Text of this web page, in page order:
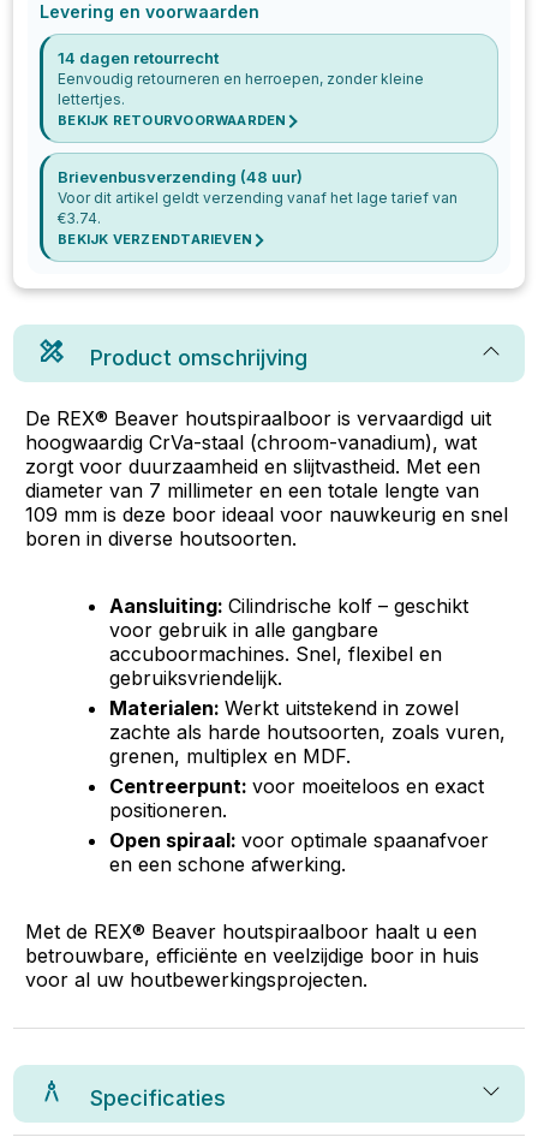
Levering en voorwaarden
14 dagen retourrecht
Eenvoudig retourneren en herroepen, zonder kleine
lettertjes.
BEKIJK RETOURVOORWAARDEN
Brievenbusverzending (48 uur)
Voor dit artikel geldt verzending vanaf het lage tarief van
€3.74.
BEKIJK VERZENDTARIEVEN
Product omschrijving
De REX® Beaver houtspiraalboor is vervaardigd uit
hoogwaardig CrVa-staal (chroom-vanadium), wat
zorgt voor duurzaamheid en slijtvastheid. Met een
diameter van 7 millimeter en een totale lengte van
109 mm is deze boor ideaal voor nauwkeurig en snel
boren in diverse houtsoorten.
Aansluiting:Cilindrische kolf – geschikt
voor gebruik in alle gangbare
accuboormachines. Snel, flexibel en
gebruiksvriendelijk.
Materialen:Werkt uitstekend in zowel
zachte als harde houtsoorten, zoals vuren,
grenen, multiplex en MDF.
Centreerpunt:voor moeiteloos en exact
positioneren.
Open spiraal:voor optimale spaanafvoer
en een schone afwerking.
Met de REX® Beaver houtspiraalboor haalt u een
betrouwbare, efficiënte en veelzijdige boor in huis
voor al uw houtbewerkingsprojecten.
Specificaties